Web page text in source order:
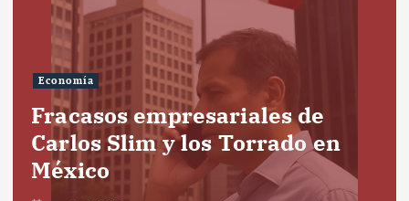
Economía
Fracasos empresariales de
Carlos Slim y los Torrado en
México